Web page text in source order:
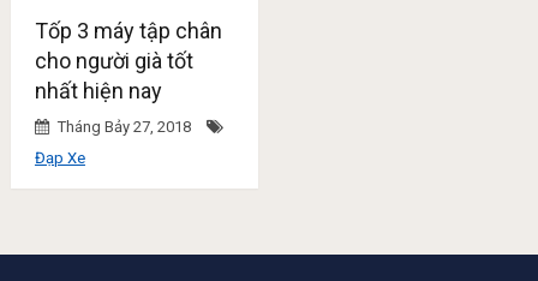
Tốp 3 máy tập chân
cho người già tốt
nhất hiện nay
Tháng Bảy 27, 2018
Đạp Xe